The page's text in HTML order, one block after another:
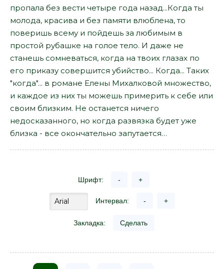
пропала без вести четыре года назад...Когда ты
молода, красива и без памяти влюблена, то
поверишь всему и пойдешь за любимым в
простой рубашке на голое тело. И даже не
станешь сомневаться, когда на твоих глазах по
его приказу совершится убийство... Когда... Таких
"когда"... в романе Елены Михалковой множество,
и каждое из них ты можешь примерить к себе или
своим близким. Не останется ничего
недосказанного, но когда развязка будет уже
близка - все окончательно запутается…
Шрифт: - +
Интервал: - +
Закладка: Сделать